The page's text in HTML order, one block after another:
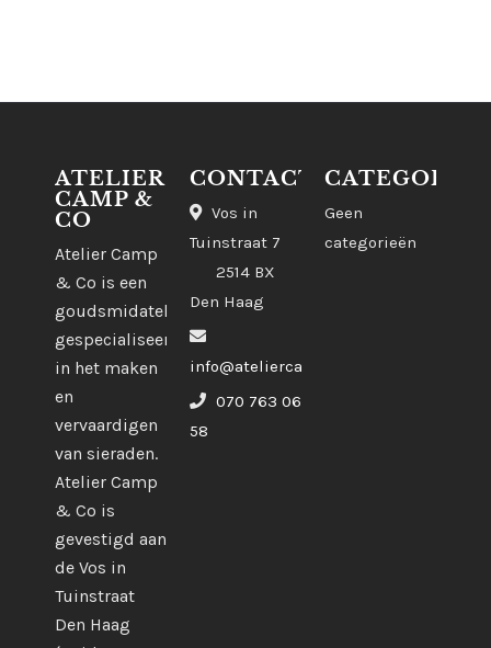
ATELIER
CAMP &
CO
Atelier Camp
& Co is een
goudsmidatelier
gespecialiseerd
in het maken
en
vervaardigen
van sieraden.
Atelier Camp
& Co is
gevestigd aan
de Vos in
Tuinstraat
Den Haag
CONTACT
Vos in
Tuinstraat 7
2514 BX
Den Haag
info@ateliercampco.com
070 763 06
58
Geen
categorieën